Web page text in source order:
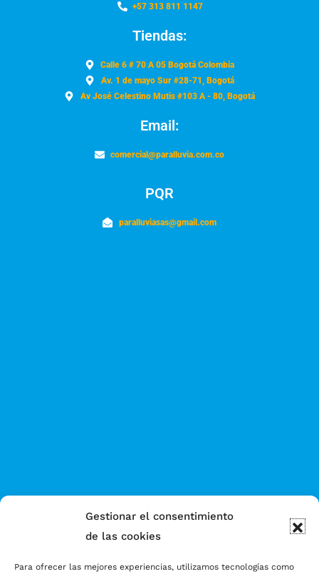
Gestionar el consentimiento
de las cookies
Para ofrecer las mejores experiencias, utilizamos tecnologías como
+57 313 811 1147
Tiendas:
Calle 6 # 70 A 05 Bogotá Colombia
Av. 1 de mayo Sur #28-71, Bogotá
Av José Celestino Mutis #103 A - 80, Bogotá
Email:
comercial@paralluvia.com.co
PQR
paralluviasas@gmail.com